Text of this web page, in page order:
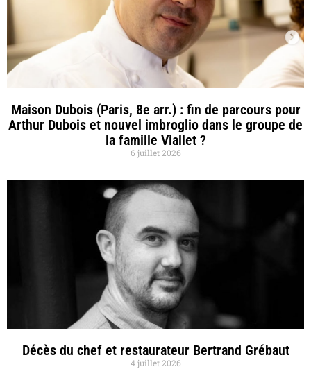
Maison Dubois (Paris, 8e arr.) : fin de parcours pour
Arthur Dubois et nouvel imbroglio dans le groupe de
la famille Viallet ?
6 juillet 2026
Décès du chef et restaurateur Bertrand Grébaut
4 juillet 2026